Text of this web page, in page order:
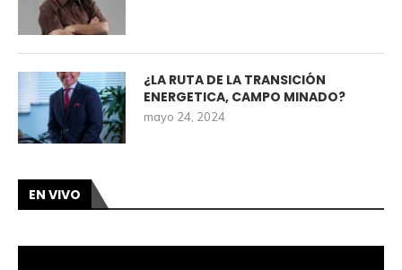
¿LA RUTA DE LA TRANSICIÓN
ENERGETICA, CAMPO MINADO?
mayo 24, 2024
EN VIVO